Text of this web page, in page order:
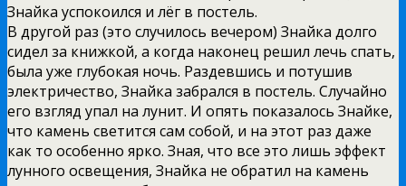
Знайка успокоился и лёг в постель.
В другой раз (это случилось вечером) Знайка долго
сидел за книжкой, а когда наконец решил лечь спать,
была уже глубокая ночь. Раздевшись и потушив
электричество, Знайка забрался в постель. Случайно
его взгляд упал на лунит. И опять показалось Знайке,
что камень светится сам собой, и на этот раз даже
как то особенно ярко. Зная, что все это лишь эффект
лунного освещения, Знайка не обратил на камень